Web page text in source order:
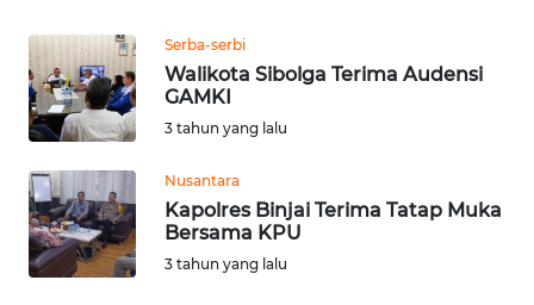
Serba-serbi
Walikota Sibolga Terima Audensi
GAMKI
3 tahun yang lalu
Nusantara
Kapolres Binjai Terima Tatap Muka
Bersama KPU
3 tahun yang lalu
WN
KALTARA
WN
KALSEL
WN
KALTIM